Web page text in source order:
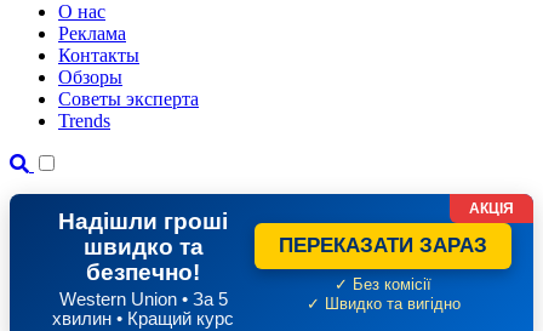
О нас
Реклама
Контакты
Обзоры
Советы эксперта
Trends
Надішли гроші
швидко та
безпечно!
Western Union • За 5
хвилин • Кращий курс
ПЕРЕКАЗАТИ ЗАРАЗ
✓ Без комісії
✓ Швидко та вигідно
АКЦІЯ